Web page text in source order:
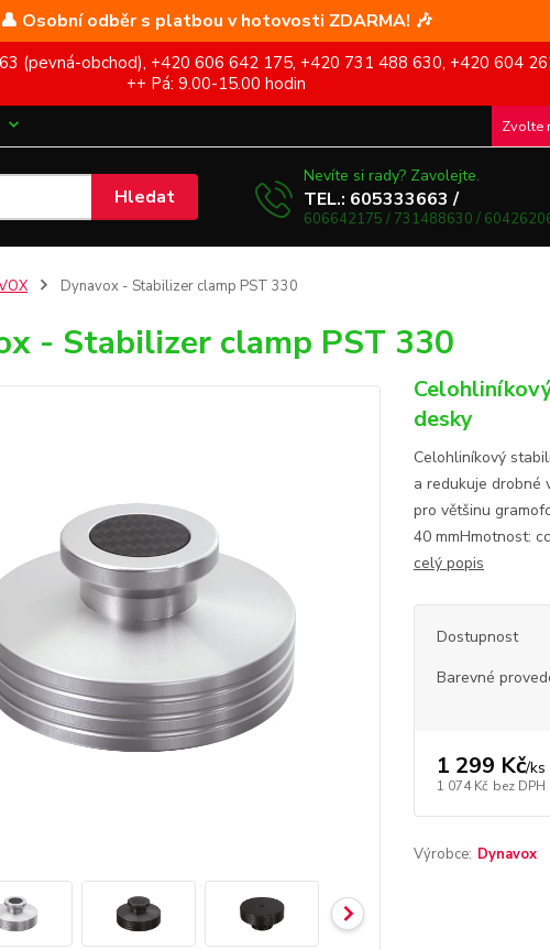
👤 Osobní odběr s platbou v hotovosti ZDARMA! 🎶
(pevná-obchod), +420 606 642 175, +420 731 488 630, +420 604
++ Pá: 9.00-15.00 hodin
Hledat
Nevíte si rady? Zavolejte.
TEL.: 605333663 /
606642175 / 731488630 /
Dynavox - Stabilizer clamp PST 330
- Stabilizer clamp PST 330
desky
Celohliníkový
a redukuje drobné
pro většinu
40 mmHmotnost:
celý popis
Dostupnost
Barevné
1 299 Kč/ks
1 074 Kč bez DPH
Výrobce: Dynavox